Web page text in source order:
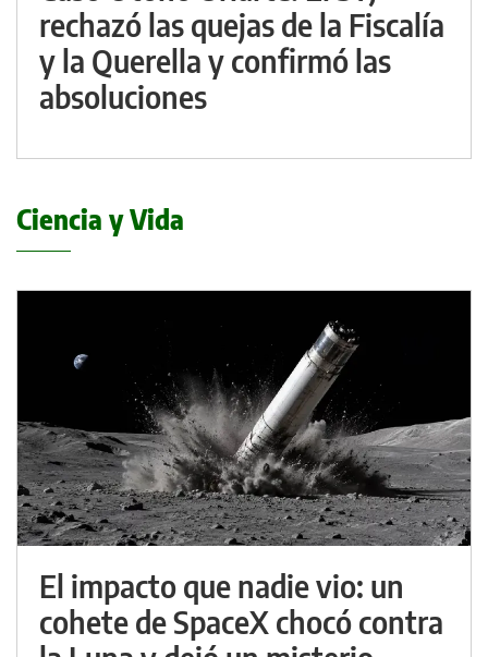
rechazó las quejas de la Fiscalía
y la Querella y confirmó las
absoluciones
Ciencia y Vida
El impacto que nadie vio: un
cohete de SpaceX chocó contra